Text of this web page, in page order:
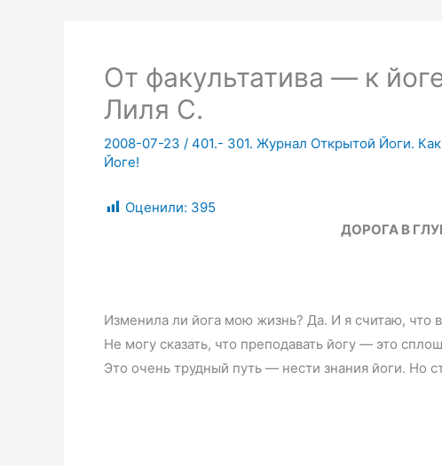
От факультатива — к
Лиля С.
2008-07-23 / 401.- 301. Журнал Открытой Йоги.
Йоге!
Оценили: 395
ДОРОГА В
Изменила ли йога мою жизнь? Да. И я считаю, что
Не могу сказать, что преподавать йогу — это
Это очень трудный путь — нести знания йоги. Но